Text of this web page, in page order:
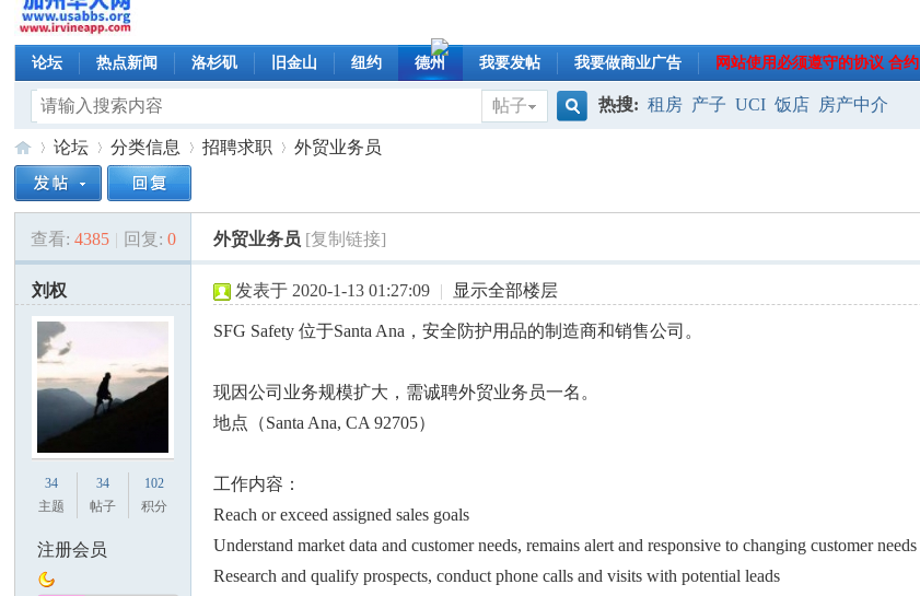
论坛 热点新闻 洛杉矶 旧金山 纽约 德州 我要发帖 我要做商业广告 网站使用必须遵守的协议 合约
帖子
热搜: 租房 产子 UCI 饭店 房产中介
美
国
»
论坛
›
分类信息 招聘求职
›
外贸业务员
查看: 4385 | 回复: 0 外贸业务员 [复制链接]
刘权
34
主题
34
帖子
102
积分
注册会员
发表于 2020-1-13 01:27:09 | 显示全部楼层
SFG Safety 位于Santa Ana，安全防护用品的制造商和销售公司。
现因公司业务规模扩大，需诚聘外贸业务员一名。
地点（Santa Ana, CA 92705）
工作内容：
Reach or exceed assigned sales goals
Understand market data and customer needs, remains alert and responsive to changing customer needs
Research and qualify prospects, conduct phone calls and visits with potential leads